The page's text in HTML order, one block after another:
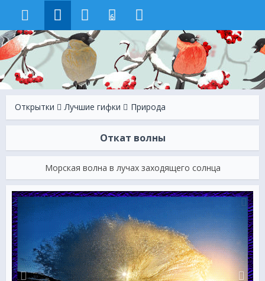
6
Открытки Лучшие гифки Природа
Откат волны
Морская волна в лучах заходящего солнца